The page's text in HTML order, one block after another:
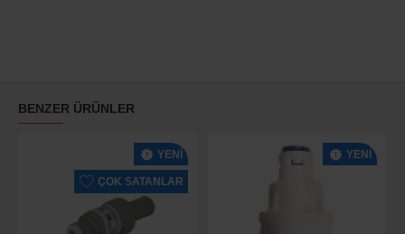
BENZER ÜRÜNLER
YENI
ÇOK SATANLAR
YENI